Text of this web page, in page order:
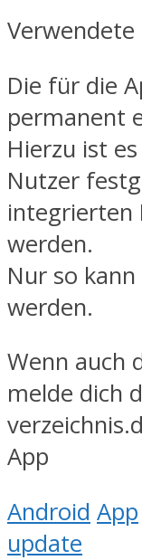
Die für die
permanent
Hierzu ist
Nutzer
integrierten
werden.
Nur so
werden.
Wenn auch
melde dich
App
Android App
update